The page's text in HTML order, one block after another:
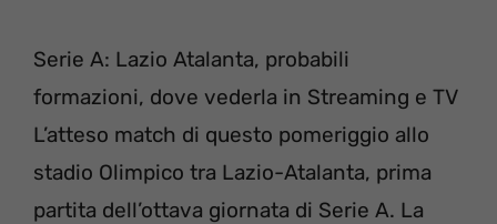
Serie A: Lazio Atalanta, probabili
formazioni, dove vederla in Streaming e TV
L’atteso match di questo pomeriggio allo
stadio Olimpico tra Lazio-Atalanta, prima
partita dell’ottava giornata di Serie A. La